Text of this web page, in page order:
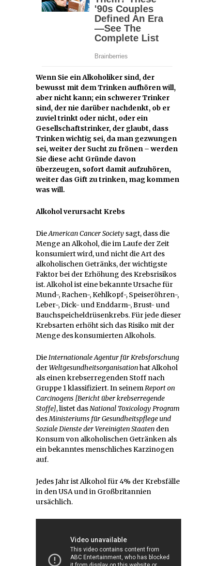
Wenn Sie ein Alkoholiker sind, der
bewusst mit dem Trinken aufhören will,
aber nicht kann; ein schwerer Trinker
sind, der nie darüber nachdenkt, ob er
zuviel trinkt oder nicht, oder ein
Gesellschaftstrinker, der glaubt, dass
Trinken wichtig sei, da man gezwungen
sei, weiter der Sucht zu frönen – werden
Sie diese acht Gründe davon
überzeugen, sofort damit aufzuhören,
weiter das Gift zu trinken, mag kommen
was will.
Alkohol verursacht Krebs
DieAmerican Cancer Society sagt, dass die
Menge an Alkohol, die im Laufe der Zeit
konsumiert wird, und nicht die Art des
alkoholischen Getränks, der wichtigste
Faktor bei der Erhöhung des Krebsrisikos
ist. Alkohol ist eine bekannte Ursache für
Mund-, Rachen-, Kehlkopf-, Speiseröhren-,
Leber-, Dick- und Enddarm-, Brust- und
Bauchspeicheldrüsenkrebs. Für jede dieser
Krebsarten erhöht sich das Risiko mit der
Menge des konsumierten Alkohols.
DieInternationale Agentur für Krebsforschung
derWeltgesundheitsorganisationhat Alkohol
als einen krebserregenden Stoff nach
Gruppe 1 klassifiziert. In seinemReport on
Carcinogens [Bericht über krebserregende
Stoffe], listet dasNational Toxicology Program
desMinisteriums für Gesundheitspflege und
Soziale Dienste der Vereinigten Staaten den
Konsum von alkoholischen Getränken als
ein bekanntes menschliches Karzinogen
auf.
Jedes Jahr ist Alkohol für 4% der Krebsfälle
in den USA und in Großbritannien
ursächlich.